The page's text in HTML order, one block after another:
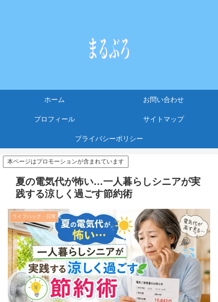
ホーム お問い合わせ
プロフィール サイトマップ
プライバシーポリシー
本ページはプロモーションが含まれています
夏の電気代が怖い…一人暮らしシニアが実
践する涼しく過ごす節約術
ライフハック・日常